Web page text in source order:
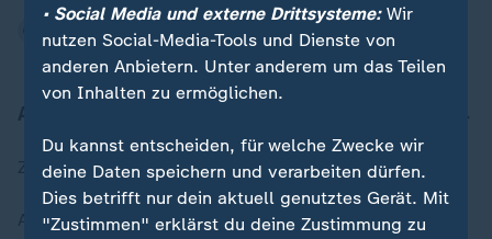
Zuletzt veröffentlicht
Aktuelle Sendungs-Videos
• Social Media und externe Drittsysteme:Wir
nutzen Social-Media-Tools und Dienste von
anderen Anbietern. Unter anderem um das Teilen
von Inhalten zu ermöglichen.
Du kannst entscheiden, für welche Zwecke wir
deine Daten speichern und verarbeiten dürfen.
Dies betrifft nur dein aktuell genutztes Gerät. Mit
"Zustimmen" erklärst du deine Zustimmung zu